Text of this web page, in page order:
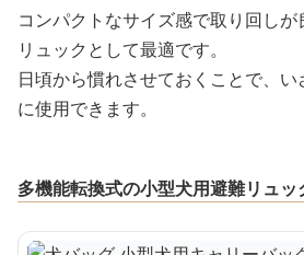
コンパクトなサイズ感で取り回し
リュックとして最適です。
日頃から慣れさせておくことで、
に使用できます。
多機能転換式の小型犬用避難リュッ